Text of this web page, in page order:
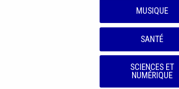
MUSIQUE
SANTÉ
SCIENCES ET
NUMÉRIQUE